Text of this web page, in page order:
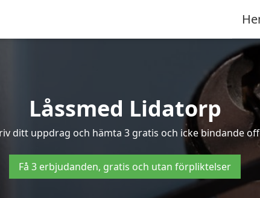
Låssmed Lidatorp
ditt uppdrag och hämta 3 gratis och icke bindande
Få 3 erbjudanden, gratis och utan förpliktelser